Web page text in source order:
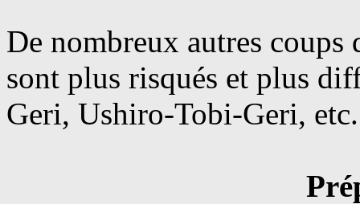
De nombreux autres coups
sont plus risqués et plus
Geri, Ushiro-Tobi-Geri, etc.